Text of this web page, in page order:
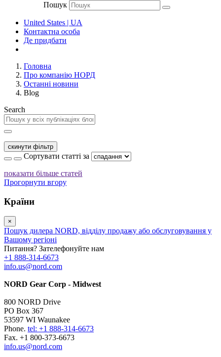
Пошук
United States | UA
Контактна особа
Де придбати
Головна
Про компанію НОРД
Останні новини
Blog
Search
скинути фільтр
Сортувати статті за
показати більше статей
Прогорнути вгору
Країни
×
Пошук дилера NORD, відділу продажу або обслуговування у
Вашому регіоні
Питання? Зателефонуйте нам
+1 888-314-6673
info.us@nord.com
NORD Gear Corp - Midwest
800 NORD Drive
PO Box 367
53597 WI Waunakee
Phone. tel: +1 888-314-6673
Fax. +1 800-373-6673
info.us@nord.com